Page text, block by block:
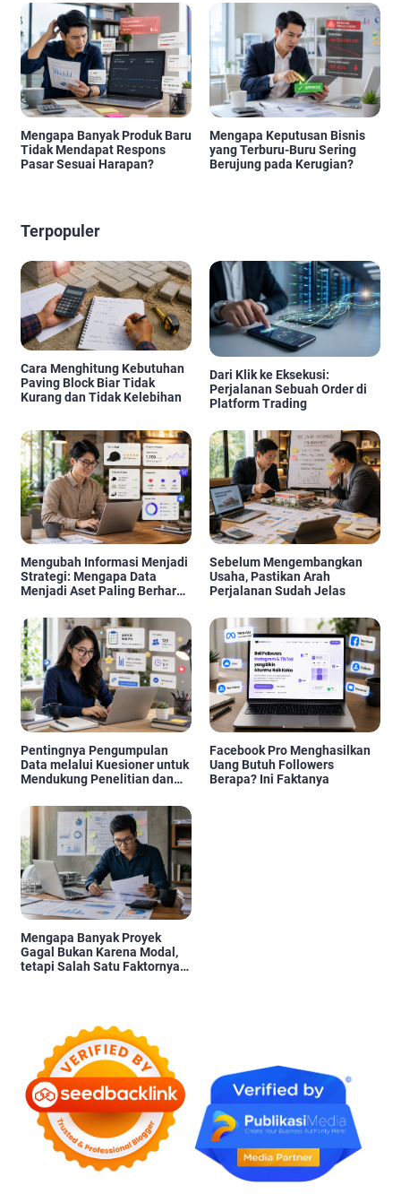
Mengapa Banyak Produk Baru
Tidak Mendapat Respons
Pasar Sesuai Harapan?
Mengapa Keputusan Bisnis
yang Terburu-Buru Sering
Berujung pada Kerugian?
Terpopuler
Cara Menghitung Kebutuhan
Paving Block Biar Tidak
Kurang dan Tidak Kelebihan
Dari Klik ke Eksekusi:
Perjalanan Sebuah Order di
Platform Trading
Mengubah Informasi Menjadi
Strategi: Mengapa Data
Menjadi Aset Paling Berharga
Sebelum Mengembangkan
Usaha, Pastikan Arah
Perjalanan Sudah Jelas
Pentingnya Pengumpulan
Data melalui Kuesioner untuk
Mendukung Penelitian dan
Facebook Pro Menghasilkan
Uang Butuh Followers
Berapa? Ini Faktanya
Mengapa Banyak Proyek
Gagal Bukan Karena Modal,
tetapi Salah Satu Faktornya